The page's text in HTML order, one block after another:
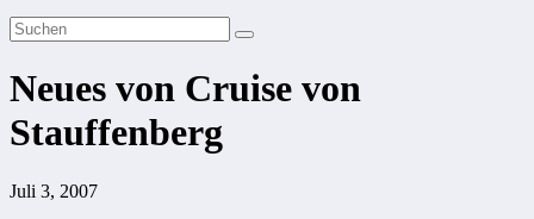
Neues von Cruise von
Stauffenberg
Juli 3, 2007